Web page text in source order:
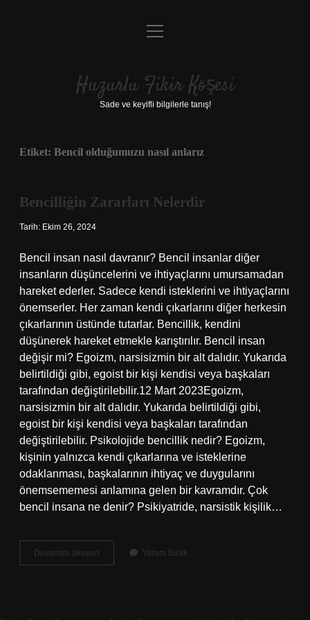
Anasayfa
Yasal Uyarı
menüyü
Huzurlu Fikir Köşesi
Sade ve keyifli bilgilerle tanış!
Etiket: Bencil olduğumuzu nasıl anlarız
Bencilliğin Zararları Nelerdir
Tarih: Ekim 26, 2024
Bencil insan nasıl davranır? Bencil insanlar diğer
insanların düşüncelerini ve ihtiyaçlarını umursamadan
hareket ederler. Sadece kendi isteklerini ve ihtiyaçlarını
önemserler. Her zaman kendi çıkarlarını diğer herkesin
çıkarlarının üstünde tutarlar. Bencillik, kendini
düşünerek hareket etmekle karıştırılır. Bencil insan
değişir mi? Egoizm, narsisizmin bir alt dalıdır. Yukarıda
belirtildiği gibi, egoist bir kişi kendisi veya başkaları
tarafından değiştirilebilir.12 Mart 2023Egoizm,
narsisizmin bir alt dalıdır. Yukarıda belirtildiği gibi,
egoist bir kişi kendisi veya başkaları tarafından
değiştirilebilir. Psikolojide bencillik nedir? Egoizm,
kişinin yalnızca kendi çıkarlarına ve isteklerine
odaklanması, başkalarının ihtiyaç ve duygularını
önemsememesi anlamına gelen bir kavramdır. Çok
bencil insana ne denir? Psikiyatride, narsistik kişilik…
Devamını okuyun Bencilliğin
Zararları
Yorum Bırak